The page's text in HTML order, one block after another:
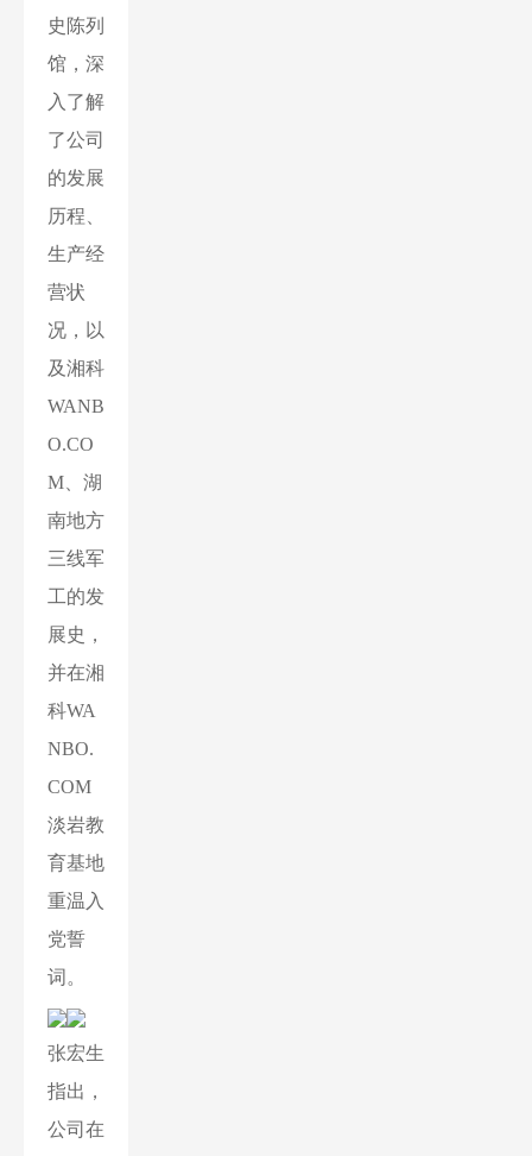
史陈列
馆，深
入了解
了公司
的发展
历程、
生产经
营状
况，以
及湘科
WANB
O.CO
M、湖
南地方
三线军
工的发
展史，
并在湘
科WA
NBO.
COM
淡岩教
育基地
重温入
党誓
词。
张宏生
指出，
公司在